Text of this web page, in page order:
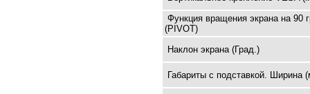
Функция вращения экрана на 90
(PIVOT)
Наклон экрана (Град.)
Габариты с подставкой. Ширина